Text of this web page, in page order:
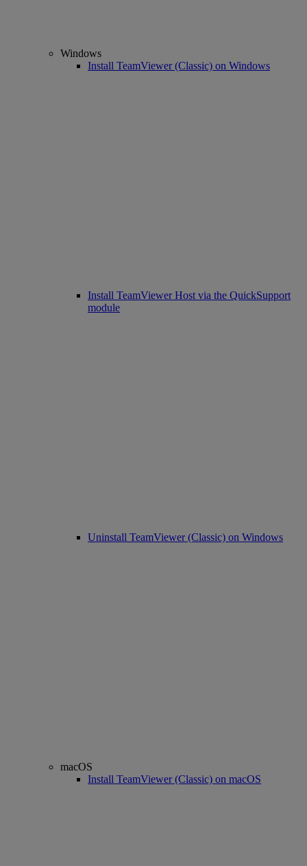
Windows
Install TeamViewer (Classic) on Windows
Install TeamViewer Host via the QuickSupport
module
Uninstall TeamViewer (Classic) on Windows
macOS
Install TeamViewer (Classic) on macOS